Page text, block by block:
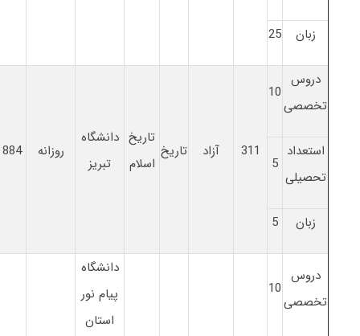
زبان 25
دروس
تخصصی
10
311 آزاد تاریخ
تاریخ
اسلام
دانشگاه
تبریز
روزانه 884
استعداد
تحصیلی
5
زبان 5
دروس
تخصصی
10
دانشگاه
پیام نور
استان